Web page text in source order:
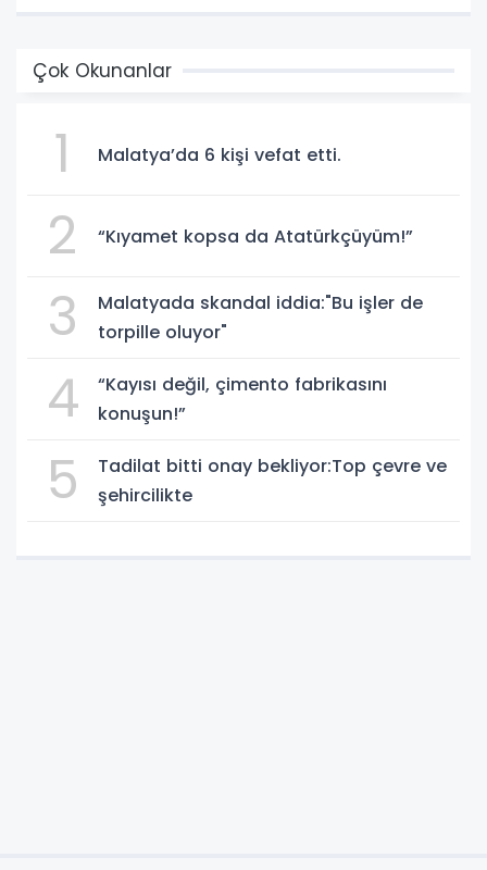
Çok Okunanlar
1 Malatya’da 6 kişi vefat etti.
2 “Kıyamet kopsa da Atatürkçüyüm!”
3
Malatyada skandal iddia:"Bu işler de
torpille oluyor"
4
“Kayısı değil, çimento fabrikasını
konuşun!”
5
Tadilat bitti onay bekliyor:Top çevre ve
şehircilikte